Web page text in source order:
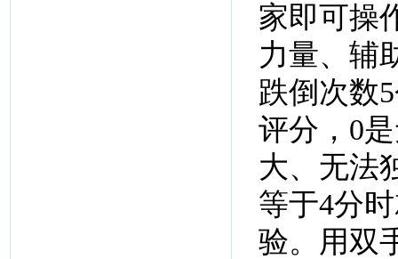
家即可操
力量、辅
跌倒次数
评分，0
大、无法
等于4分
验。用双